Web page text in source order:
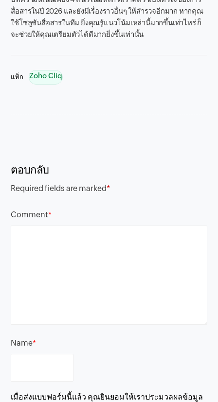
สื่อสารในปี 2026 และยังมีเรื่องราวอื่นๆ ให้สำรวจอีกมาก หากคุณ
ใช้โซลูชันสื่อสารในทีม ยิ่งคุณรู้แนวโน้มเหล่านี้มากขึ้นเท่าไหร่ ก็
จะช่วยให้คุณเตรียมตัวได้ดีมากยิ่งขึ้นเท่านั้น
แท็ก Zoho Cliq
ตอบกลับ
Required fields are marked*
Comment*
Name*
เมื่อส่งแบบฟอร์มนี้แล้ว คุณยินยอมให้เราประมวลผลข้อมูล